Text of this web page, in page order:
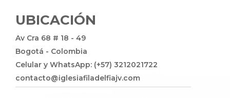
UBICACIÓN
Av Cra 68 # 18 - 49
Bogotá - Colombia
Celular y WhatsApp: (+57) 3212021722
contacto@iglesiafiladelfiajv.com